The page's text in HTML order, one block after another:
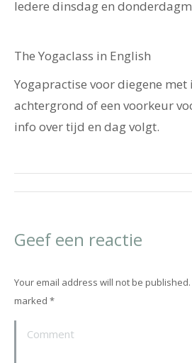
Iedere dinsdag en
The Yogaclass in English
Yogapractise voor diegene
achtergrond of een voorkeur
info over tijd en dag volgt.
Post
Geef een reactie
Your email address will not be
marked *
Comment